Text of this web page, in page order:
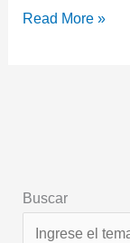
Read More »
Buscar